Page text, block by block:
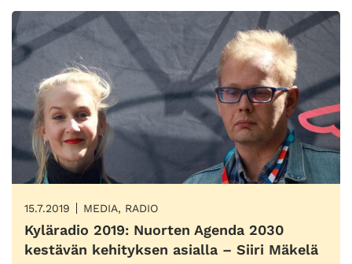
15.7.2019 MEDIA, RADIO
Kyläradio 2019: Nuorten Agenda 2030
kestävän kehityksen asialla – Siiri Mäkelä